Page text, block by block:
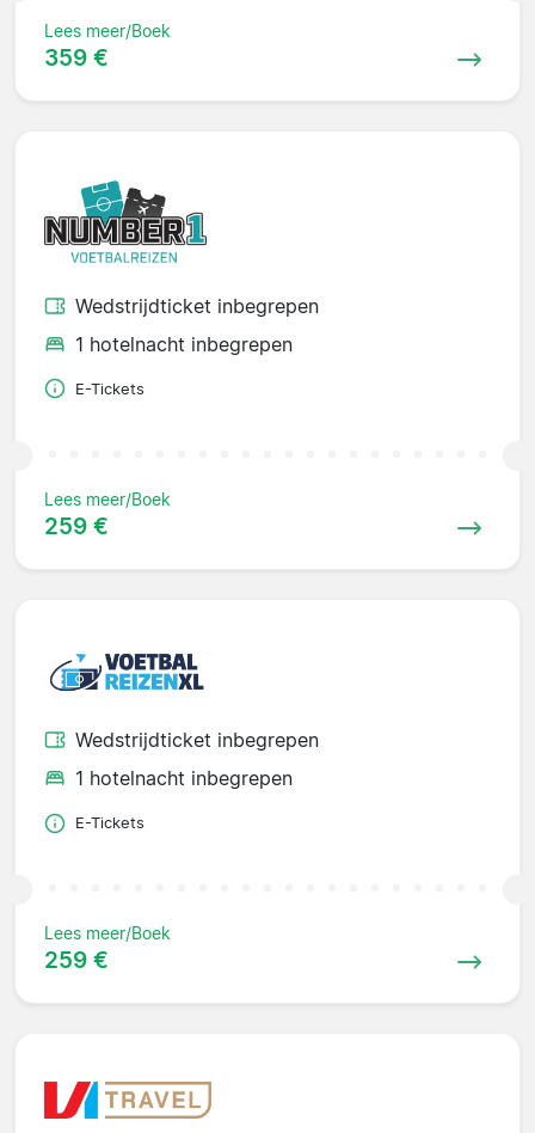
Lees meer/Boek
359 €
Wedstrijdticket inbegrepen
1 hotelnacht inbegrepen
E-Tickets
Lees meer/Boek
259 €
Wedstrijdticket inbegrepen
1 hotelnacht inbegrepen
E-Tickets
Lees meer/Boek
259 €